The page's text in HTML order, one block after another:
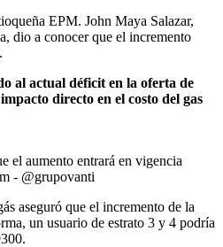
EPM. John Maya Salazar,
dio a conocer que el incremento
al actual déficit en la oferta de
directo en el costo del gas
el aumento entrará en vigencia
- @grupovanti
aseguró que el incremento de la
un usuario de estrato 3 y 4 podría